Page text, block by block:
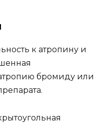
к атропину и
бромиду или